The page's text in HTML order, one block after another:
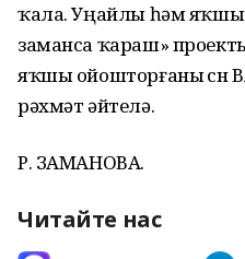
ҡала. Уңайлы һәм яҡшы
заманса ҡараш»
яҡшы ойошторғаны өсөн
рәхмәт әйтелә.
Р. ЗАМАНОВА.
Читайте нас